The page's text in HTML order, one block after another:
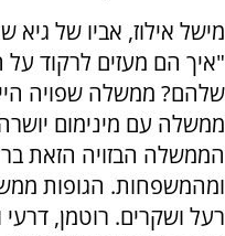
מישל אילוז, אביו של
"איך הם מעזים לרקוד על
שלהם? ממשלה שפויה
ממשלה עם מינימום
הממשלה הבזויה הזאת
ומהמשפחות. הגופות
רעל ושקרים. רוטמן,